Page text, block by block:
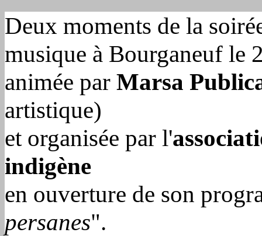
Deux moments de la
musique à Bourganeuf le
animée par Marsa
artistique)
et organisée par l'
indigène
en ouverture de son
persanes".